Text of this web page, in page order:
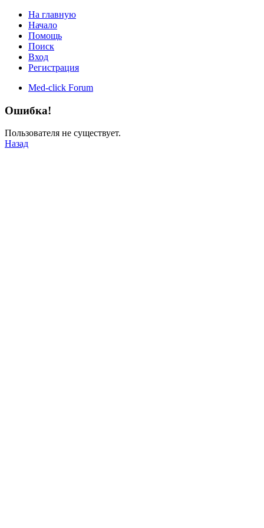
На главную
Начало
Помощь
Поиск
Вход
Регистрация
Med-click Forum
Ошибка!
Пользователя не существует.
Назад